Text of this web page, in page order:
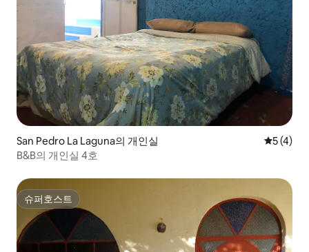
San Pedro La Laguna의 개인실 평점 5점
5 (4)
B&B의 개인실 4호
슈퍼호스트
슈퍼호스트